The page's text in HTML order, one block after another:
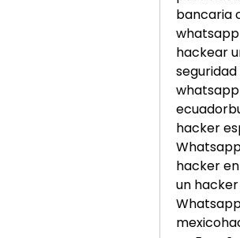
bancaria
hackear
hacker
hacker
un